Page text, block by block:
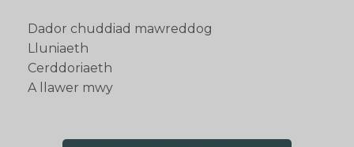
Dador chuddiad mawreddog
Lluniaeth
Cerddoriaeth
A llawer mwy